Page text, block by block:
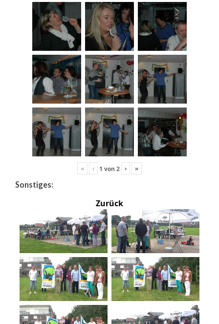
« ‹ 1 von 2 › »
Sonstiges:
Zurück